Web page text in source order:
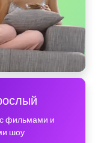
фильмами и
шоу